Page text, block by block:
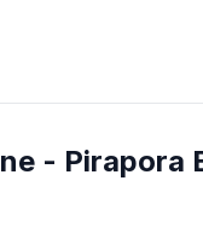
- Pirapora